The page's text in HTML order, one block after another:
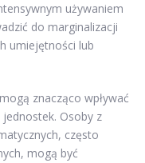
używaniem
do marginalizacji
umiejętności lub
znacząco wpływać
Osoby z
często
mogą być